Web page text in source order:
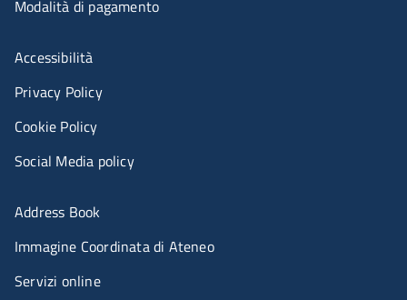
Modalità di pagamento
Menù riferimenti
Accessibilità
Privacy Policy
Cookie Policy
Social Media policy
Menu portale
Address Book
Immagine Coordinata di Ateneo
Servizi online